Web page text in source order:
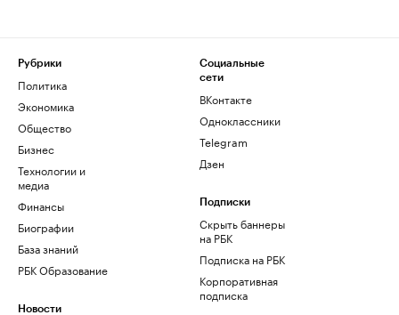
Рубрики
Политика
Экономика
Общество
Бизнес
Технологии и
медиа
Финансы
Биографии
База знаний
РБК Образование
Новости
Социальные
сети
ВКонтакте
Одноклассники
Telegram
Дзен
Подписки
Скрыть баннеры
на РБК
Подписка на РБК
Корпоративная
подписка